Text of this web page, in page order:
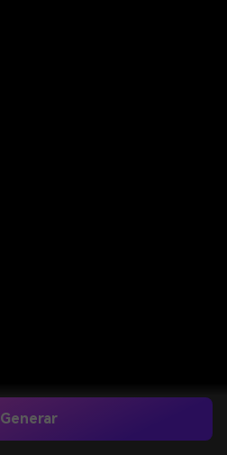
Generar